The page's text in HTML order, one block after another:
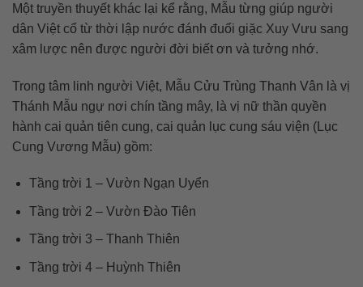
Một truyền thuyết khác lại kể rằng, Mẫu từng giúp người
dân Việt cổ từ thời lập nước đánh đuổi giặc Xuy Vưu sang
xâm lược nên được người đời biết ơn và tưởng nhớ.
Trong tâm linh người Việt, Mẫu Cửu Trùng Thanh Vân là vị
Thánh Mẫu ngự nơi chín tầng mây, là vị nữ thần quyền
hành cai quản tiên cung, cai quản lục cung sáu viện (Lục
Cung Vương Mẫu) gồm:
Tầng trời 1 – Vườn Ngạn Uyển
Tầng trời 2 – Vườn Ðào Tiên
Tầng trời 3 – Thanh Thiên
Tầng trời 4 – Huỳnh Thiên